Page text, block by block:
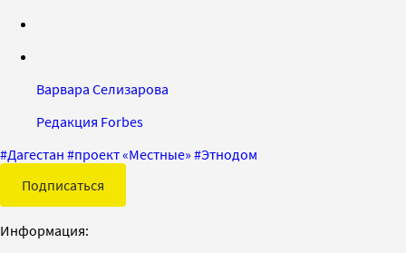
Варвара Селизарова
Редакция Forbes
#Дагестан #проект «Местные» #Этнодом
Подписаться
Информация: